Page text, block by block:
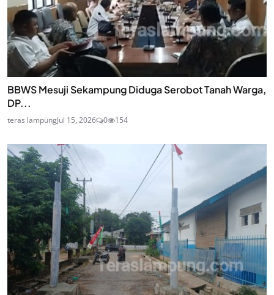
BBWS Mesuji Sekampung Diduga Serobot Tanah Warga,
DP...
teras lampungJul 15, 2026 0 154